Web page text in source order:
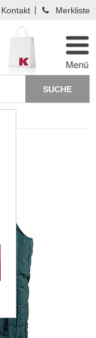
Kontakt Merkliste